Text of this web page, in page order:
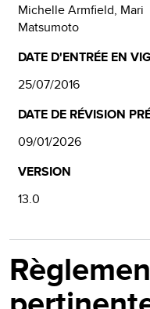
Michelle Armfield, Mari
Matsumoto
DATE D'ENTRÉE EN
25/07/2016
DATE DE RÉVISION
09/01/2026
VERSION
13.0